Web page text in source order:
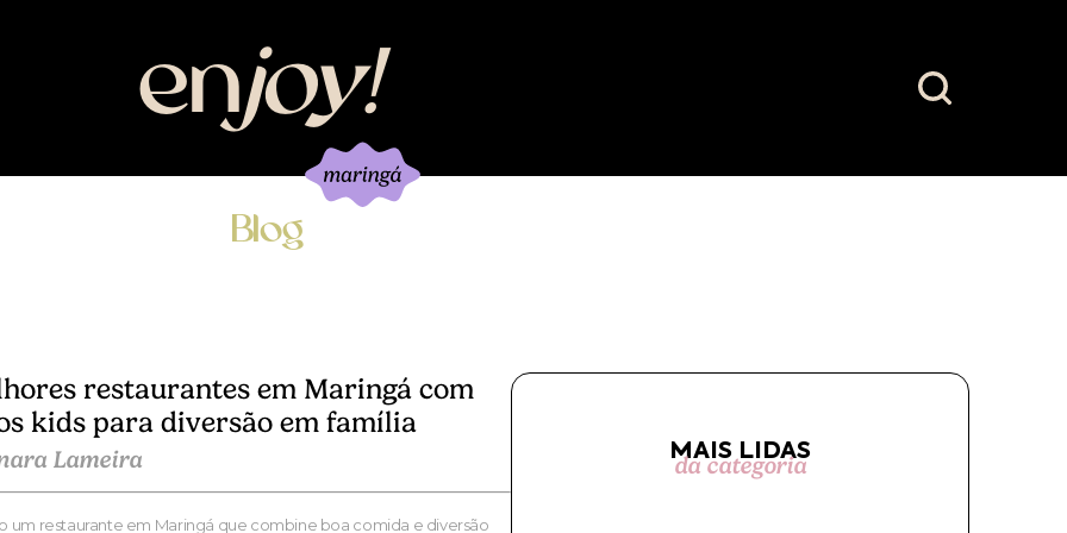
enjoy!
Blog
restaurantes em Maringá com
kids para diversão em família
Lameira
um restaurante em Maringá que combine boa comida e diversão
MAIS LIDAS
da categoria